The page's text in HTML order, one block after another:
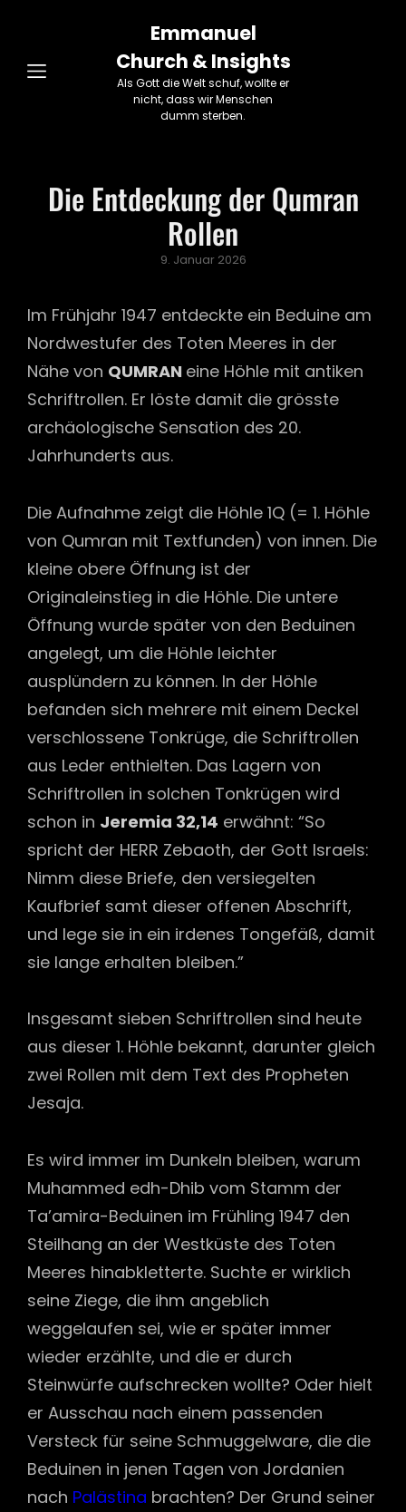
Emmanuel
Church & Insights
Als Gott die Welt schuf, wollte er
nicht, dass wir Menschen
dumm sterben.
Die Entdeckung der Qumran
Rollen
Posted
9. Januar 2026
Im Frühjahr 1947 entdeckte ein Beduine am
Nordwestufer des Toten Meeres in der
Nähe von QUMRAN eine Höhle mit antiken
Schriftrollen. Er löste damit die grösste
archäologische Sensation des 20.
Jahrhunderts aus.
Die Aufnahme zeigt die Höhle 1Q (= 1. Höhle
von Qumran mit Textfunden) von innen. Die
kleine obere Öffnung ist der
Originaleinstieg in die Höhle. Die untere
Öffnung wurde später von den Beduinen
angelegt, um die Höhle leichter
ausplündern zu können. In der Höhle
befanden sich mehrere mit einem Deckel
verschlossene Tonkrüge, die Schriftrollen
aus Leder enthielten. Das Lagern von
Schriftrollen in solchen Tonkrügen wird
schon in Jeremia 32,14 erwähnt: “So
spricht der HERR Zebaoth, der Gott Israels:
Nimm diese Briefe, den versiegelten
Kaufbrief samt dieser offenen Abschrift,
und lege sie in ein irdenes Tongefäß, damit
sie lange erhalten bleiben.”
Insgesamt sieben Schriftrollen sind heute
aus dieser 1. Höhle bekannt, darunter gleich
zwei Rollen mit dem Text des Propheten
Jesaja.
Es wird immer im Dunkeln bleiben, warum
Muhammed edh-Dhib vom Stamm der
Ta’amira-Beduinen im Frühling 1947 den
Steilhang an der Westküste des Toten
Meeres hinabkletterte. Suchte er wirklich
seine Ziege, die ihm angeblich
weggelaufen sei, wie er später immer
wieder erzählte, und die er durch
Steinwürfe aufschrecken wollte? Oder hielt
er Ausschau nach einem passenden
Versteck für seine Schmuggelware, die die
Beduinen in jenen Tagen von Jordanien
nach Palästina brachten? Der Grund seiner